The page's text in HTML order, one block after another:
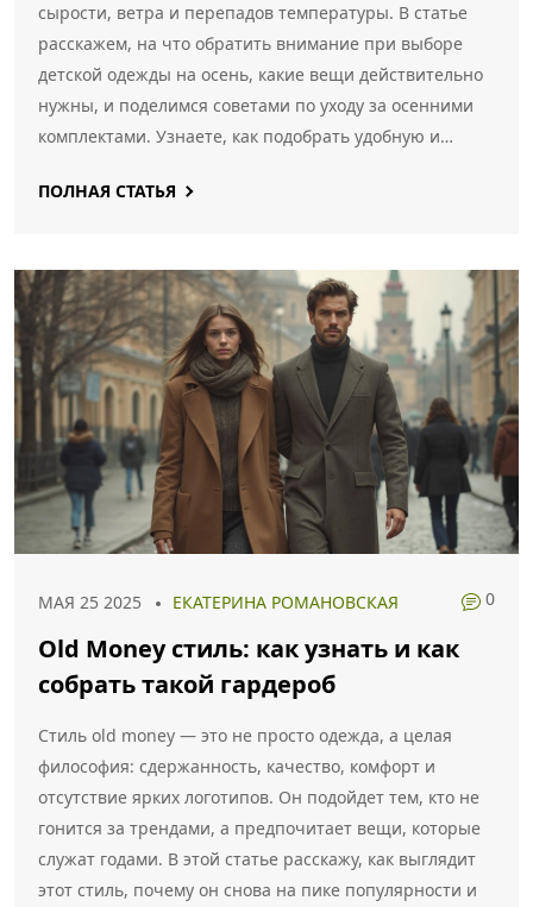
сырости, ветра и перепадов температуры. В статье
расскажем, на что обратить внимание при выборе
детской одежды на осень, какие вещи действительно
нужны, и поделимся советами по уходу за осенними
комплектами. Узнаете, как подобрать удобную и
материалы, и что может пригодиться для прогулок в
ПОЛНАЯ СТАТЬЯ
МАЯ 25 2025 ЕКАТЕРИНА РОМАНОВСКАЯ 0
Old Money стиль: как узнать и как
собрать такой гардероб
Стиль old money — это не просто одежда, а целая
философия: сдержанность, качество, комфорт и
отсутствие ярких логотипов. Он подойдет тем, кто не
гонится за трендами, а предпочитает вещи, которые
служат годами. В этой статье расскажу, как выглядит
этот стиль, почему он снова на пике популярности и